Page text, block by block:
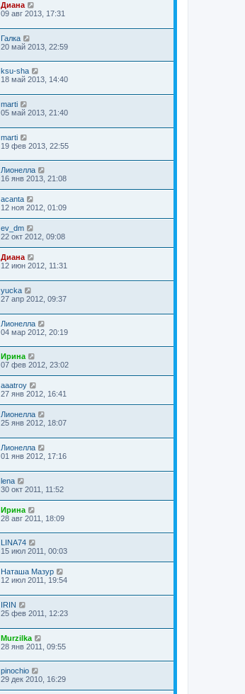
Диана
09 авг 2013, 17:31
Галка
20 май 2013, 22:59
ksu-sha
18 май 2013, 14:40
marti
05 май 2013, 21:40
marti
19 фев 2013, 22:55
Лионелла
16 янв 2013, 21:08
acanta
12 ноя 2012, 01:09
ev_dm
22 окт 2012, 09:08
Диана
12 июн 2012, 11:31
yucka
27 апр 2012, 09:37
Лионелла
04 мар 2012, 20:19
Ирина
07 фев 2012, 23:02
aaatroy
27 янв 2012, 16:41
Лионелла
25 янв 2012, 18:07
Лионелла
01 янв 2012, 17:16
lena
30 окт 2011, 11:52
Ирина
28 авг 2011, 18:09
LINA74
15 июл 2011, 00:03
Наташа Мазур
12 июл 2011, 19:54
IRIN
25 фев 2011, 12:23
Murzilka
28 янв 2011, 09:55
pinochio
29 дек 2010, 16:29